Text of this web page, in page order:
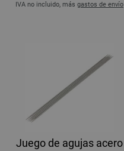
IVA no incluido, más gastos de envío
Juego de agujas acero